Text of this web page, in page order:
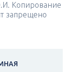
Копирование
запрещено